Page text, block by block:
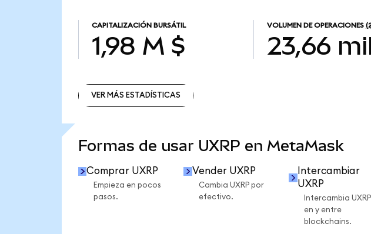
CAPITALIZACIÓN BURSÁTIL
1,98 M $
VOLUMEN DE OPERACIONES
23,66
VER MÁS ESTADÍSTICAS
Formas de usar UXRP en MetaMask
Comprar UXRP
Empieza en pocos
pasos.
Vender UXRP
Cambia UXRP por
efectivo.
Intercambiar
UXRP
Intercambia UXRP
en y entre
blockchains.